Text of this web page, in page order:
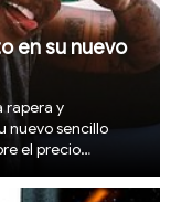
en su nuevo
rapera y
nuevo sencillo
el precio